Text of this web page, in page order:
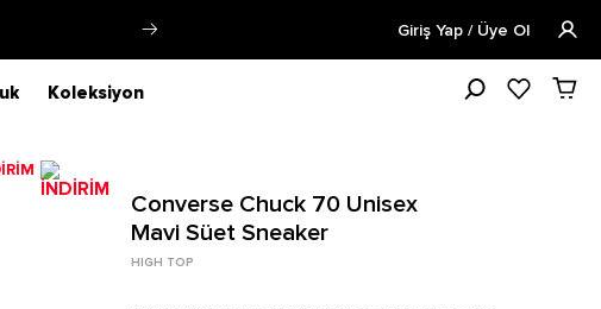
Fazla Bilgi Öğrencilere Özel Tüm
Giriş Yap / Üye Ol
Koleksiyon
Converse Chuck 70 Unisex
Mavi Süet Sneaker
HIGH TOP